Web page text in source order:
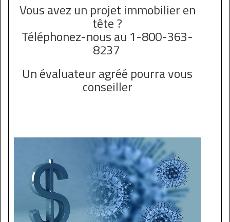
Vous avez un projet immobilier en
tête ?
Téléphonez-nous au 1-800-363-
8237
Un évaluateur agréé pourra vous
conseiller